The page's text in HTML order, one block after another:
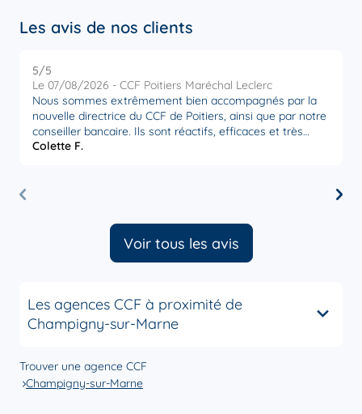
Les avis de nos clients
5/5
Le 07/08/2026 - CCF Poitiers Maréchal Leclerc
Nous sommes extrêmement bien accompagnés par la
nouvelle directrice du CCF de Poitiers, ainsi que par notre
conseiller bancaire. Ils sont réactifs, efficaces et très
attentifs à nos besoins. Nous sommes très satisfaits par
Colette F.
Voir tous les avis
Les agences CCF à proximité de
Champigny-sur-Marne
Trouver une agence CCF
Champigny-sur-Marne